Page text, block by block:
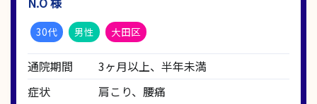
30代 男性 大田区
通院期間
3ヶ月以上、半年未満
症状
肩こり、腰痛